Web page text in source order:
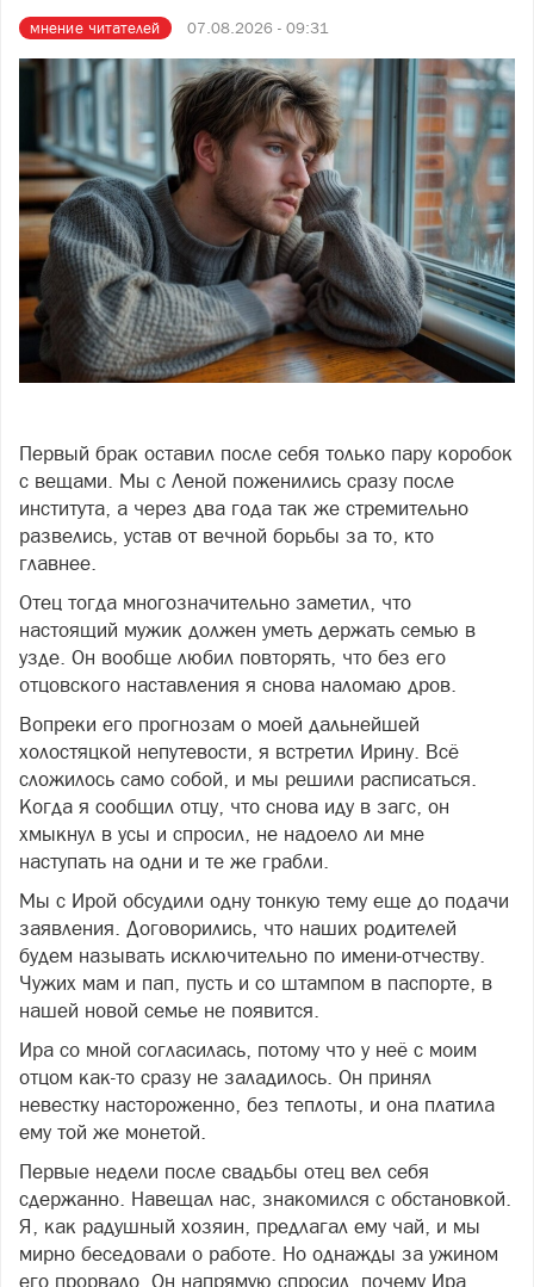
мнение читателей 07.08.2026 - 09:31
Первый брак оставил после себя только пару коробок
с вещами. Мы с Леной поженились сразу после
института, а через два года так же стремительно
развелись, устав от вечной борьбы за то, кто
главнее.
Отец тогда многозначительно заметил, что
настоящий мужик должен уметь держать семью в
узде. Он вообще любил повторять, что без его
отцовского наставления я снова наломаю дров.
Вопреки его прогнозам о моей дальнейшей
холостяцкой непутевости, я встретил Ирину. Всё
сложилось само собой, и мы решили расписаться.
Когда я сообщил отцу, что снова иду в загс, он
хмыкнул в усы и спросил, не надоело ли мне
наступать на одни и те же грабли.
Мы с Ирой обсудили одну тонкую тему еще до подачи
заявления. Договорились, что наших родителей
будем называть исключительно по имени-отчеству.
Чужих мам и пап, пусть и со штампом в паспорте, в
нашей новой семье не появится.
Ира со мной согласилась, потому что у неё с моим
отцом как-то сразу не заладилось. Он принял
невестку настороженно, без теплоты, и она платила
ему той же монетой.
Первые недели после свадьбы отец вел себя
сдержанно. Навещал нас, знакомился с обстановкой.
Я, как радушный хозяин, предлагал ему чай, и мы
мирно беседовали о работе. Но однажды за ужином
его прорвало. Он напрямую спросил, почему Ира